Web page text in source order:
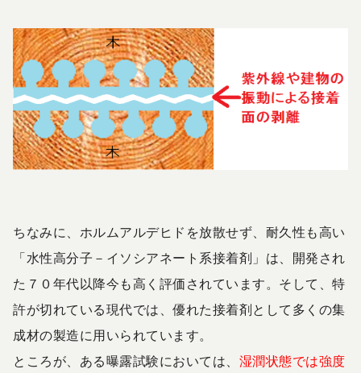
ちなみに、ホルムアルデヒドを放散せず、耐久性も高い
「水性高分子－イソシアネート系接着剤」は、開発され
た７０年代以降今も高く評価されています。そして、特
許が切れている現代では、優れた接着剤として多くの集
成材の製造に用いられています。
ところが、ある曝露試験においては、 湿潤状態では強度